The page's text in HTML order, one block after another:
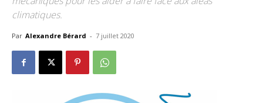
climatiques.
Par Alexandre Bérard - 7 juillet 2020